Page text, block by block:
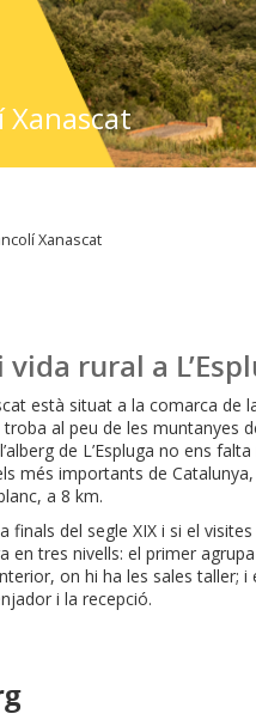
Xanascat
Xanascat
rural a
està situat a la comarca
al peu de les muntanyes
de L’Espluga no ens
més importants de
a 8 km.
finals del segle XIX i si el
en tres nivells: el primer
on hi ha les sales taller;
i la recepció.